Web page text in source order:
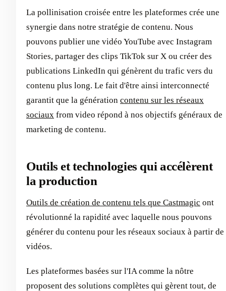
La pollinisation croisée entre les plateformes crée une
synergie dans notre stratégie de contenu. Nous
pouvons publier une vidéo YouTube avec Instagram
Stories, partager des clips TikTok sur X ou créer des
publications LinkedIn qui génèrent du trafic vers du
contenu plus long. Le fait d'être ainsi interconnecté
garantit que la génération contenu sur les réseaux
sociaux from video répond à nos objectifs généraux de
marketing de contenu.
Outils et technologies qui accélèrent
la production
Outils de création de contenu tels que Castmagic ont
révolutionné la rapidité avec laquelle nous pouvons
générer du contenu pour les réseaux sociaux à partir de
vidéos.
Les plateformes basées sur l'IA comme la nôtre
proposent des solutions complètes qui gèrent tout, de